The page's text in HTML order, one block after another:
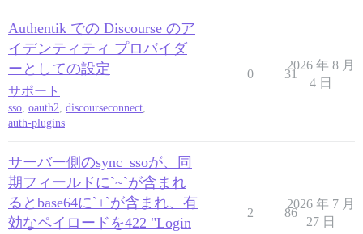
Authentik での Discourse のア
イデンティティ プロバイダ
ーとしての設定
サポート
sso, oauth2, discourseconnect,
auth-plugins
0 31
2026 年 8 月
4 日
サーバー側のsync_ssoが、同
期フィールドに`~`が含まれ
るとbase64に`+`が含まれ、有
効なペイロードを422 "Login
2 86
2026 年 7 月
27 日